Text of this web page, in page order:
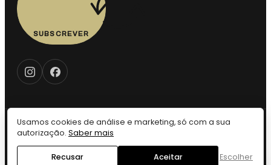
SUBSCREVER
© 2026 Vintage LX — Todos os direitos reservados. · Design by
PrivacidadeCookies Definições de CookiesTermos Devolução
Usamos cookies de análise e marketing, só com a sua
autorização. Saber mais
Recusar Aceitar Escolher